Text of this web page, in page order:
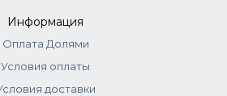
Информация
Оплата Долями
Условия оплаты
доставки